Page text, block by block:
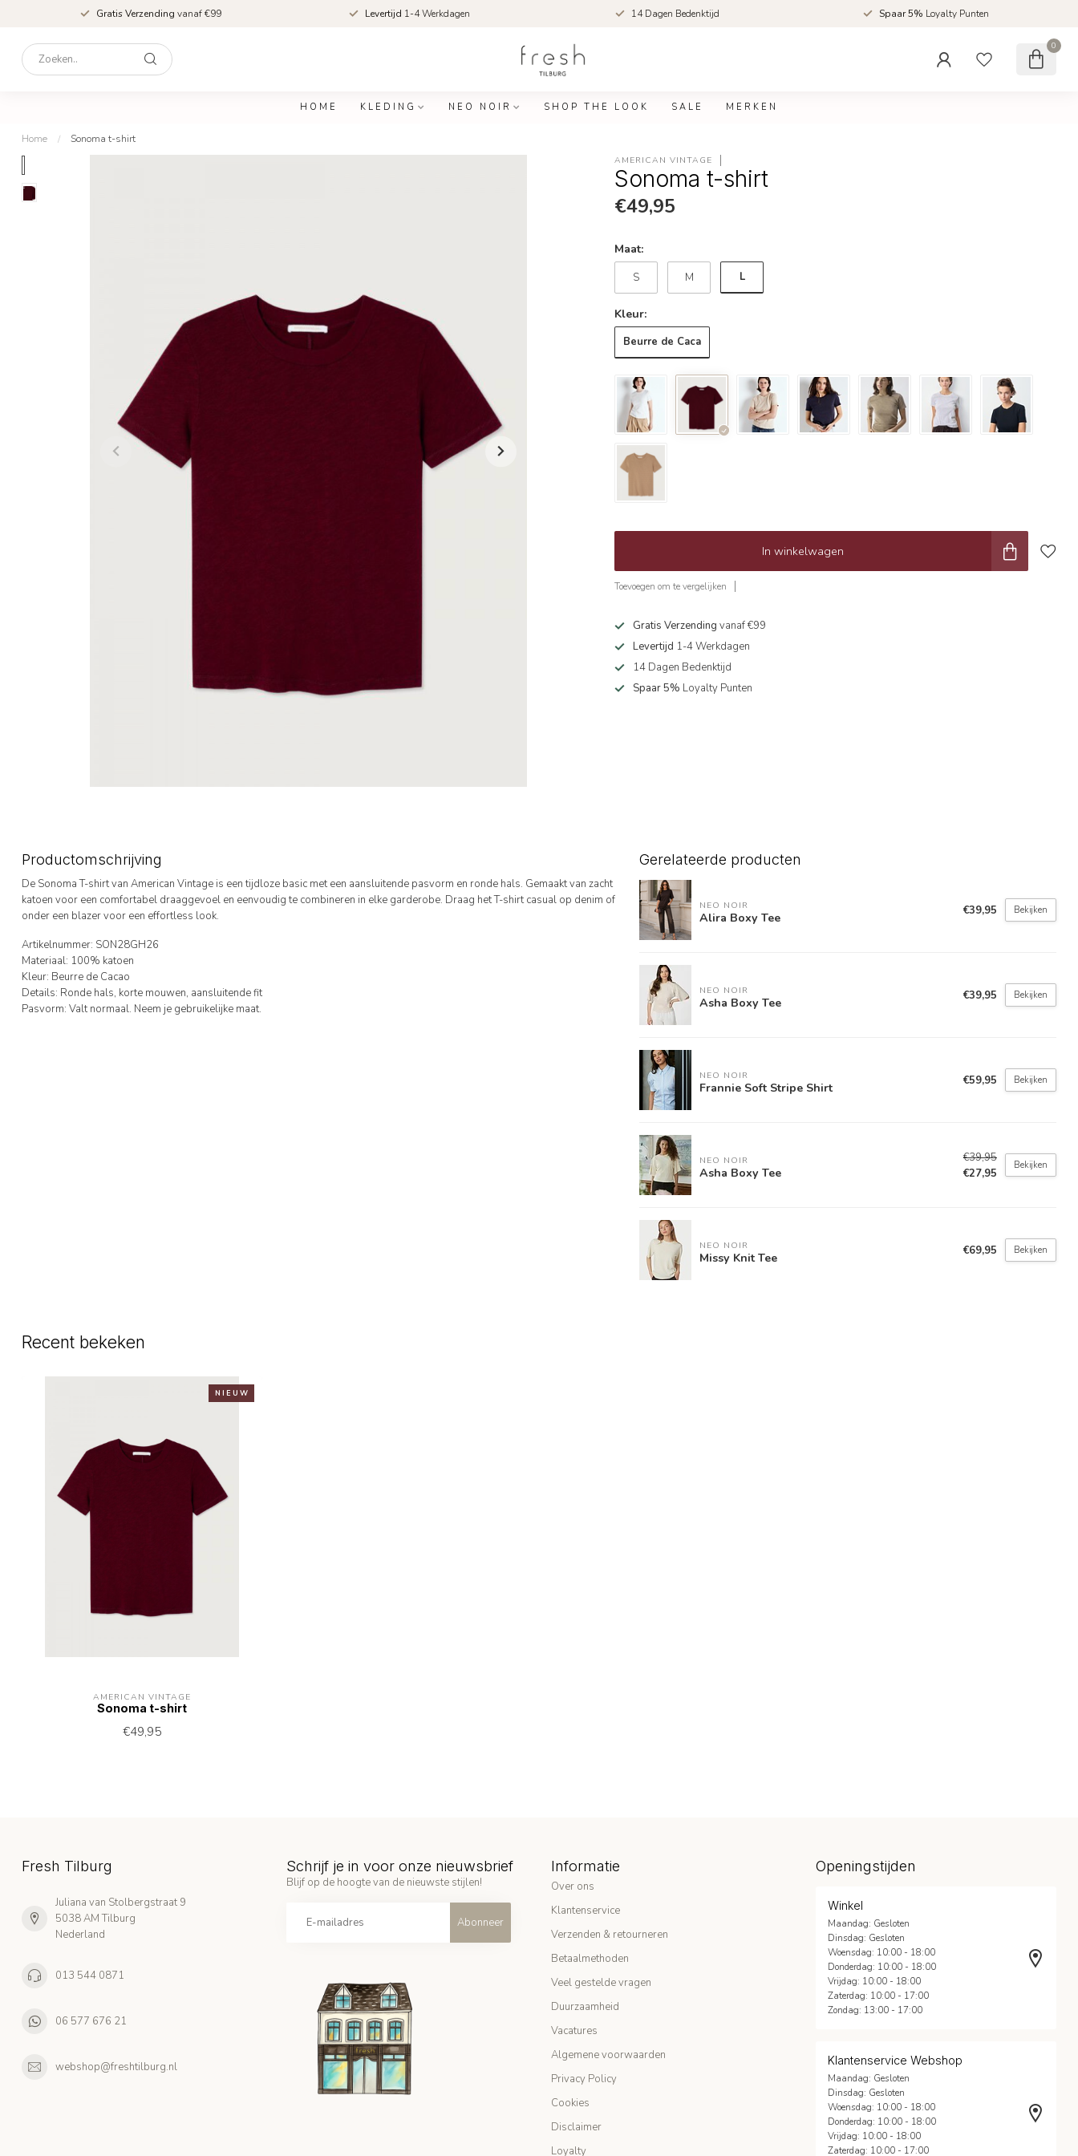
Gratis Verzending vanaf €99 Levertijd 1-4 Werkdagen 14 Dagen Bedenktijd Spaar 5% Loyalty Punten
0
HOME KLEDING NEO NOIR SHOP THE LOOK SALE MERKEN
Home / Sonoma t-shirt
AMERICAN VINTAGE
Sonoma t-shirt
€49,95
Maat:
S M L
Kleur:
Beurre de Caca
In winkelwagen
Toevoegen om te vergelijken
Gratis Verzendingvanaf €99
Levertijd 1-4 Werkdagen
14 Dagen Bedenktijd
Spaar 5% Loyalty Punten
Productomschrijving
De Sonoma T-shirt van American Vintage is een tijdloze basic met een aansluitende pasvorm en ronde hals. Gemaakt van zacht
katoen voor een comfortabel draaggevoel en eenvoudig te combineren in elke garderobe. Draag het T-shirt casual op denim of
onder een blazer voor een effortless look.
Artikelnummer: SON28GH26
Materiaal: 100% katoen
Kleur: Beurre de Cacao
Details: Ronde hals, korte mouwen, aansluitende fit
Pasvorm: Valt normaal. Neem je gebruikelijke maat.
Gerelateerde producten
NEO NOIR
Alira Boxy Tee €39,95 Bekijken
NEO NOIR
Asha Boxy Tee €39,95 Bekijken
NEO NOIR
Frannie Soft Stripe Shirt €59,95 Bekijken
NEO NOIR
Asha Boxy Tee
€39,95
€27,95
Bekijken
NEO NOIR
Missy Knit Tee €69,95 Bekijken
Recent bekeken
N I E U W
AMERICAN VINTAGE
Sonoma t-shirt
€49,95
Fresh Tilburg
Juliana van Stolbergstraat 9
5038 AM Tilburg
Nederland
013 544 0871
06 577 676 21
webshop@freshtilburg.nl
Schrijf je in voor onze nieuwsbrief
Blijf op de hoogte van de nieuwste stijlen!
Abonneer
Informatie
Over ons
Klantenservice
Verzenden & retourneren
Betaalmethoden
Veel gestelde vragen
Duurzaamheid
Vacatures
Algemene voorwaarden
Privacy Policy
Cookies
Disclaimer
Loyalty
Openingstijden
Winkel
Maandag: Gesloten
Dinsdag: Gesloten
Woensdag: 10:00 - 18:00
Donderdag: 10:00 - 18:00
Vrijdag: 10:00 - 18:00
Zaterdag: 10:00 - 17:00
Zondag: 13:00 - 17:00
Klantenservice Webshop
Maandag: Gesloten
Dinsdag: Gesloten
Woensdag: 10:00 - 18:00
Donderdag: 10:00 - 18:00
Vrijdag: 10:00 - 18:00
Zaterdag: 10:00 - 17:00